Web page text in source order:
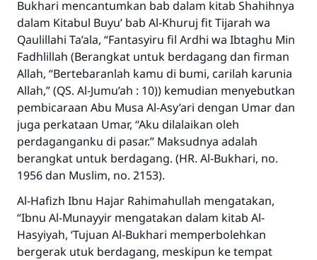
Bukhari mencantumkan bab dalam kitab Shahihnya
dalam Kitabul Buyu’ bab Al-Khuruj fit Tijarah wa
Qaulillahi Ta’ala, “Fantasyiru fil Ardhi wa Ibtaghu Min
Fadhlillah (Berangkat untuk berdagang dan firman
Allah, “Bertebaranlah kamu di bumi, carilah karunia
Allah,”(QS. Al-Jumu’ah : 10)) kemudian menyebutkan
pembicaraan Abu Musa Al-Asy’ari dengan Umar dan
juga perkataan Umar, “Aku dilalaikan oleh
perdaganganku di pasar.” Maksudnya adalah
berangkat untuk berdagang. (HR. Al-Bukhari, no.
1956 dan Muslim, no. 2153).
Al-Hafizh Ibnu Hajar Rahimahullah mengatakan,
“Ibnu Al-Munayyir mengatakan dalam kitab Al-
Hasyiyah, ‘Tujuan Al-Bukhari memperbolehkan
bergerak utuk berdagang, meskipun ke tempat